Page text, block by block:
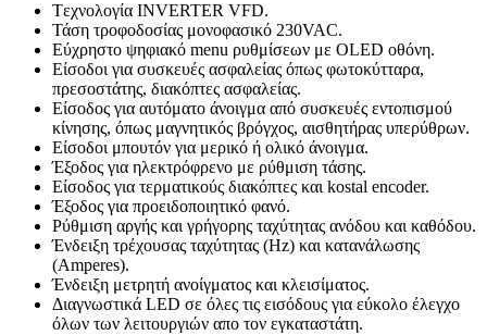
Tεχνολογία INVERTER VFD.
Τάση τροφοδοσίας μονοφασικό 230VAC.
Εύχρηστο ψηφιακό menu ρυθμίσεων με OLED οθόνη.
Είσοδοι για συσκευές ασφαλείας όπως φωτοκύτταρα,
πρεσοστάτης, διακόπτες ασφαλείας.
Είσοδος για αυτόματο άνοιγμα από συσκευές εντοπισμού
κίνησης, όπως μαγνητικός βρόγχος, αισθητήρας υπερύθρων.
Είσοδοι μπουτόν για μερικό ή ολικό άνοιγμα.
Έξοδος για ηλεκτρόφρενο με ρύθμιση τάσης.
Είσοδος για τερματικούς διακόπτες και kostal encoder.
Έξοδος για προειδοποιητικό φανό.
Ρύθμιση αργής και γρήγορης ταχύτητας ανόδου και καθόδου.
Ένδειξη τρέχουσας ταχύτητας (Hz) και κατανάλωσης
(Amperes).
Ένδειξη μετρητή ανοίγματος και κλεισίματος.
Διαγνωστικά LED σε όλες τις εισόδους για εύκολο έλεγχο
όλων των λειτουργιών απο τον εγκαταστάτη.